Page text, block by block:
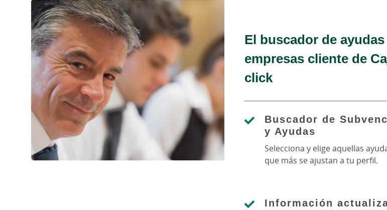
El buscador de
empresas cliente de
click
Buscador de
y Ayudas
Selecciona y elige aquellas
que más se ajustan a tu perfil.
Información